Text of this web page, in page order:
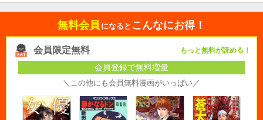
無料会員 になると こんなにお得！
会員限定無料 もっと無料が読める！
会員登録で無料増量
＼この他にも会員無料漫画がいっぱい／